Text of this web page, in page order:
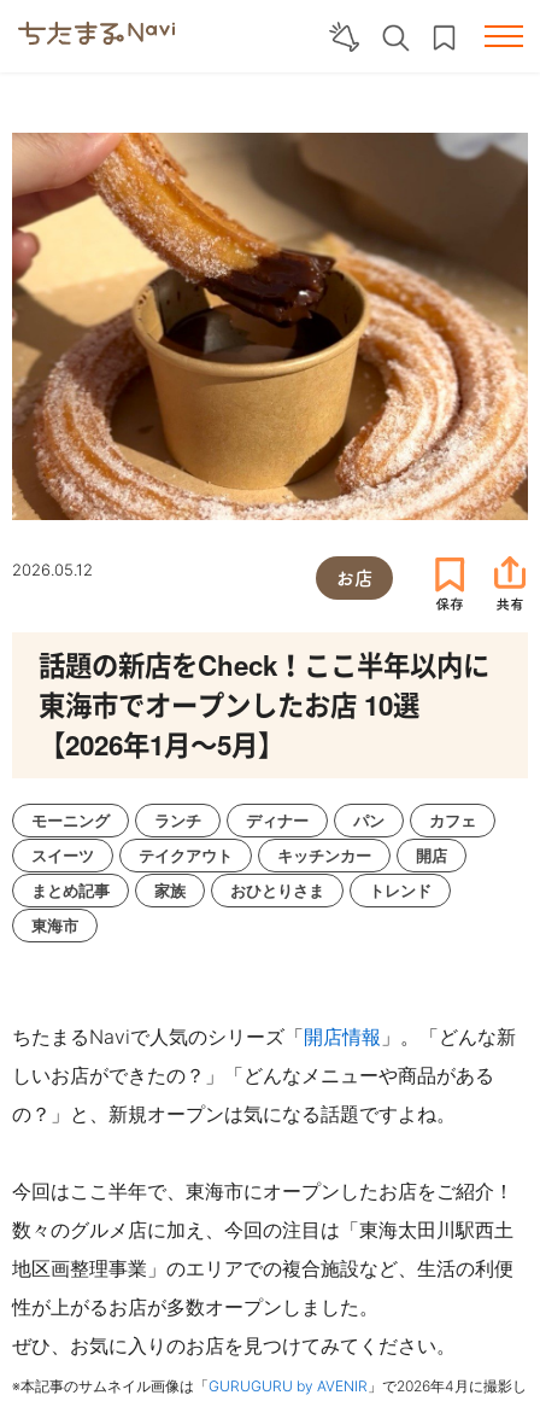
2026.05.12 お店
話題の新店をCheck！ここ半年以内に
東海市でオープンしたお店 10選
【2026年1月～5月】
モーニング ランチ ディナー パン
カフェ
スイーツ
テイクアウト キッチンカー
開店
まとめ記事
家族 おひとりさま
トレンド
東海市
ちたまるNaviで人気のシリーズ「開店情報 」。
「どんな新
しいお店ができたの？」「どんなメニューや商品がある
の？」と、新規オープンは気になる話題ですよね。
今回はここ半年で、東海市にオープンしたお店をご紹介！
数々のグルメ店に加え、今回の注目は 「東海太田川駅西土
地区画整理事業」のエリアでの複合施設など、生活の利便
性が上がるお店が多数オープンしました。
ぜひ、 お気に入りのお店を見つけてみてください。
※本記事のサムネイル画像は「GURUGURU by AVENIR 」 で2026年4月に撮影し